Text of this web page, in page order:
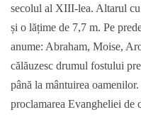
secolul al XIII-lea. Altarul
și o lățime de 7,7 m. Pe
anume: Abraham, Moise,
călăuzesc drumul fostului
până la mântuirea
proclamarea Evangheliei de